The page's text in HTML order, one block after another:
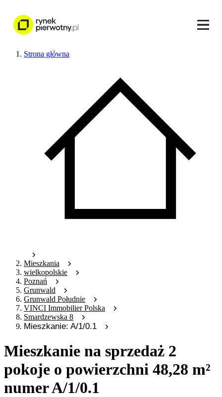
Strona główna
Mieszkania
wielkopolskie
Poznań
Grunwald
Grunwald Południe
VINCI Immobilier Polska
Smardzewska 8
Mieszkanie: A/1/0.1
Mieszkanie na sprzedaż 2
pokoje o powierzchni 48,28 m²
numer A/1/0.1